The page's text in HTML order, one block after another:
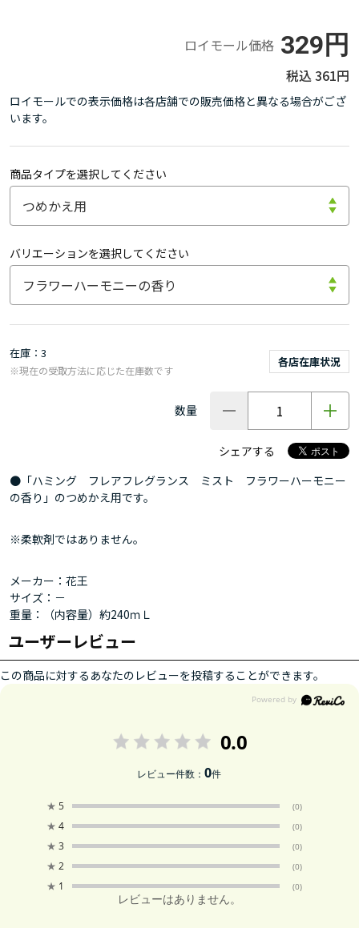
ロイモール価格 329円
361円
ロイモールでの表示価格は各店舗での販売価格と異なる場合がござ
います。
商品タイプを選択してください
バリエーションを選択してください
在庫 3
各店在庫状況
※現在の受取方法に応じた在庫数です
数量
シェアする
●「ハミング フレアフレグランス ミスト フラワーハーモニー
の香り」のつめかえ用です。
※柔軟剤ではありません。
メーカー：花王
サイズ：－
重量：（内容量）約240ｍＬ
ユーザーレビュー
この商品に対するあなたのレビューを投稿することができます。
0.0
レビュー件数：0件
★ 5 (0)
★ 4 (0)
★ 3 (0)
★ 2 (0)
★ 1 (0)
レビューはありません。